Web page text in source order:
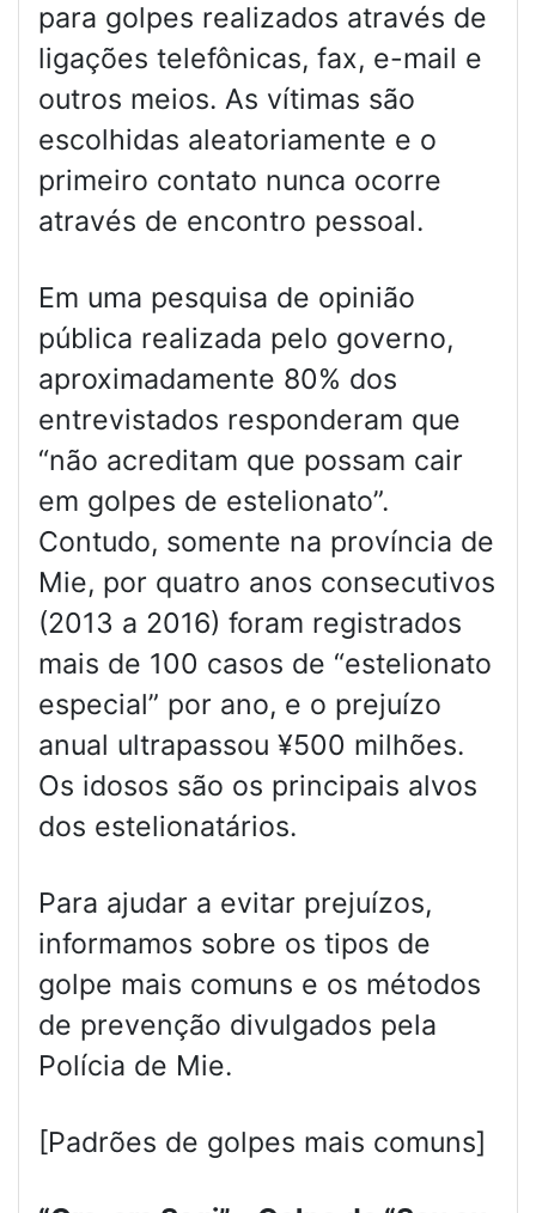
para golpes realizados através de
ligações telefônicas, fax, e-mail e
outros meios. As vítimas são
escolhidas aleatoriamente e o
primeiro contato nunca ocorre
através de encontro pessoal.
Em uma pesquisa de opinião
pública realizada pelo governo,
aproximadamente 80% dos
entrevistados responderam que
“não acreditam que possam cair
em golpes de estelionato”.
Contudo, somente na província de
Mie, por quatro anos consecutivos
(2013 a 2016) foram registrados
mais de 100 casos de “estelionato
especial” por ano, e o prejuízo
anual ultrapassou ¥500 milhões.
Os idosos são os principais alvos
dos estelionatários.
Para ajudar a evitar prejuízos,
informamos sobre os tipos de
golpe mais comuns e os métodos
de prevenção divulgados pela
Polícia de Mie.
[Padrões de golpes mais comuns]